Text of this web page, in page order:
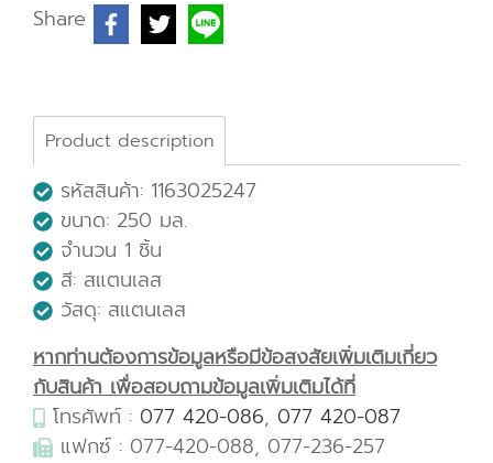
Share
Product description
รหัสสินค้า: 1163025247
ขนาด: 250 มล.
จำนวน 1 ชิ้น
สี: สแตนเลส
วัสดุ: สแตนเลส
หากท่านต้องการข้อมูลหรือมีข้อสงสัยเพิ่มเติมเกี่ยว
กับสินค้า เพื่อสอบถามข้อมูลเพิ่มเติมได้ที่
โทรศัพท์ : 077 420-086, 077 420-087
แฟกซ์ : 077-420-088, 077-236-257